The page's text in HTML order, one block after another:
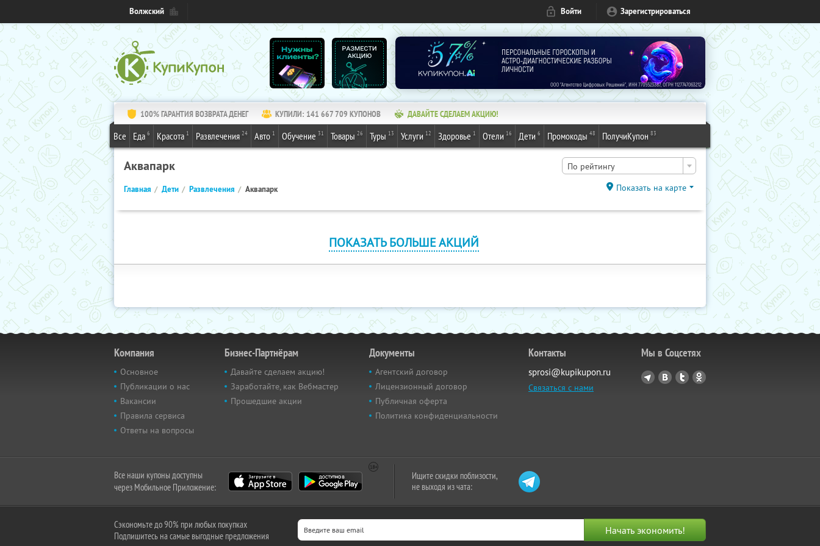
Волжский Войти Зарегистрироваться
100% ГАРАНТИЯ ВОЗВРАТА ДЕНЕГ КУПИЛИ: 141 667 709 КУПОНОВ ДАВАЙТЕ СДЕЛАЕМ АКЦИЮ!
Все Еда 6 Красота 1 Развлечения 24 Авто 1 Обучение 31 Товары 26 Туры 13 Услуги 12 Здоровье 1 Отели 16 Дети 6 Промокоды 48 ПолучиКупон 83
Аквапарк По рейтингу
Главная Дети Развлечения Аквапарк Показать на карте
ПОКАЗАТЬ БОЛЬШЕ АКЦИЙ
Компания
Основное
Публикации о нас
Вакансии
Правила сервиса
Ответы на вопросы
Бизнес-Партнёрам
Давайте сделаем акцию!
Заработайте, как Вебмастер
Прошедшие акции
Документы
Агентский договор
Лицензионный договор
Публичная оферта
Политика конфиденциальности
Контакты
sprosi@kupikupon.ru
Связаться с нами
Мы в Соцсетях
Все наши купоны доступны
через Мобильное Приложение:
Ищите скидки поблизости,
не выходя из чата:
Сэкономьте до 90% при любых покупках
Подпишитесь на самые выгодные предложения